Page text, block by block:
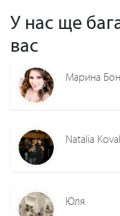
У нас ще
вас
Марина
Natalia
Юля